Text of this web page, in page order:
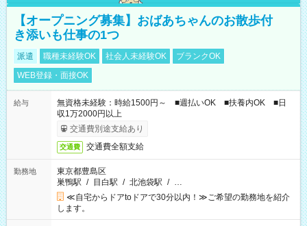
【オープニング募集】おばあちゃんのお散歩付
き添いも仕事の1つ
派遣 職種未経験OK 社会人未経験OK
ブランクOK
WEB登録・面接OK
給与
無資格未経験：時給1500円～ ■週払いOK ■扶養内OK ■日
収1万2000円以上
交通費別途支給あり
交通費 交通費全額支給
勤務地
東京都豊島区
巣鴨駅 / 目白駅 / 北池袋駅 / …
≪自宅からドアtoドアで30分以内！≫ご希望の勤務地を紹介
します。